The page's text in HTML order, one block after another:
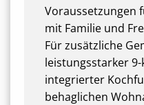
Voraussetzungen
mit Familie und
Für zusätzliche
leistungsstarker
integrierter
behaglichen